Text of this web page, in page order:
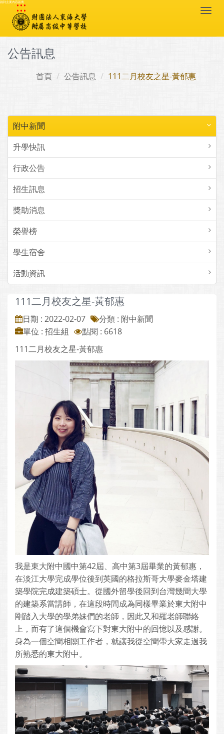
跳到主要內容區塊
:::
公告訊息
首頁 公告訊息 111二月校友之星-黃郁惠
附中新聞
升學快訊
行政公告
招生訊息
獎助消息
榮譽榜
學生宿舍
活動資訊
111二月校友之星-黃郁惠
日期 : 2022-02-07
分類 : 附中新聞
單位 : 招生組
點閱 : 6618
111二月校友之星-黃郁惠
我是東大附中國中第42屆、高中第3屆畢業的黃郁惠，
在淡江大學完成學位後到英國的格拉斯哥大學麥金塔建
築學院完成建築碩士。從國外留學後回到台灣幾間大學
的建築系當講師，在這段時間成為同樣畢業於東大附中
剛踏入大學的學弟妹們的老師，因此又和羅老師聯絡
上，而有了這個機會寫下對東大附中的回憶以及感謝。
身為一個空間相關工作者，就讓我從空間帶大家走過我
所熟悉的東大附中。